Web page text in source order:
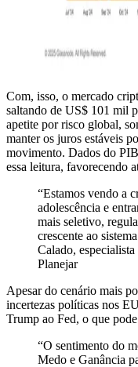
Com, isso, o mercado
saltando de US$ 101 mil
apetite por risco global,
manter os juros estáveis
movimento. Dados do
essa leitura, favorecendo
“Estamos vendo a
adolescência e
mais seletivo,
crescente ao
Calado,
Planejar
Apesar do cenário mais
incertezas políticas nos
Trump ao Fed, o que
“O sentimento do
Medo e Ganância